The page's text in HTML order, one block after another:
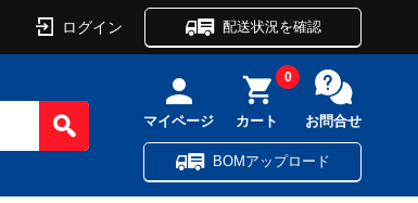
ログイン 配送状況を確認
マイページ カート
0
お問合せ
BOMアップロード